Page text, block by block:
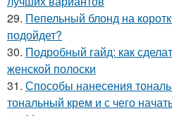
29. Пепельный блонд на
подойдет?
30. Подробный гайд: как
женской полоски
31. Способы нанесения
тональный крем и с чего